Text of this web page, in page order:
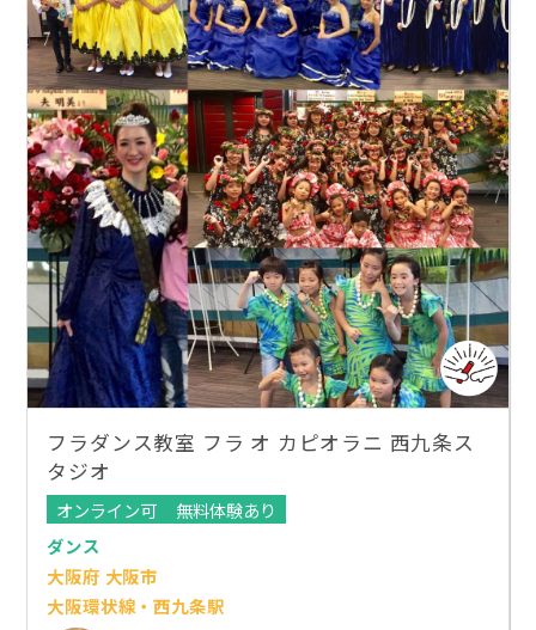
フラダンス教室 フラ オ カピオラニ 西九条ス
タジオ
オンライン可
無料体験あり
ダンス
大阪府 大阪市
大阪環状線・西九条駅